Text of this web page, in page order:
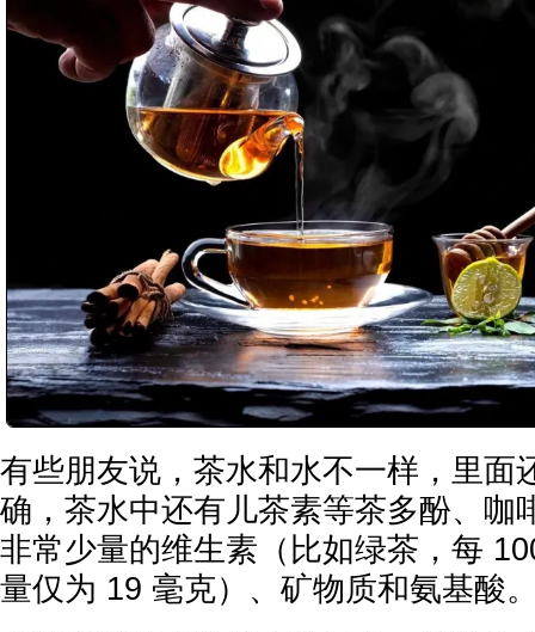
有些朋友说，茶水和水不一样，里面
确，茶水中还有儿茶素等茶多酚、咖
非常少量的维生素（比如绿茶，每
量仅为 19 毫克）、矿物质和氨基酸